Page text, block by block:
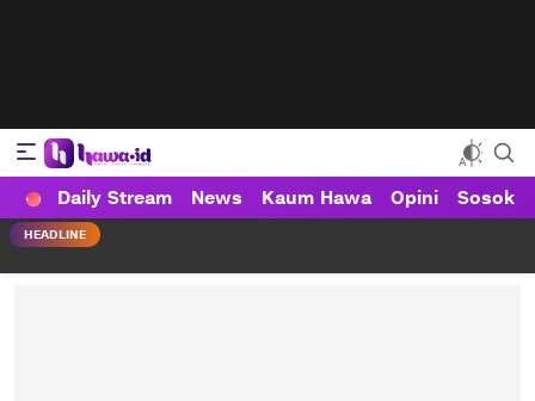
HAWA
Haluan Wanita Indonesia
Daily Stream News Kaum Hawa Opini Sosok
HEADLINE